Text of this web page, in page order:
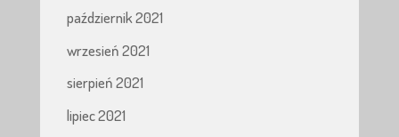
październik 2021
wrzesień 2021
sierpień 2021
lipiec 2021